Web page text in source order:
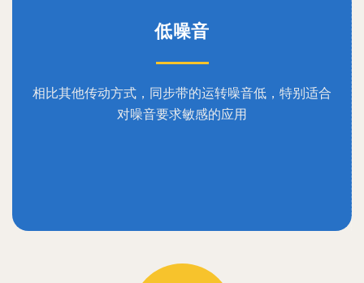
低噪音
相比其他传动方式，同步带的运转噪音低，特别适合
对噪音要求敏感的应用